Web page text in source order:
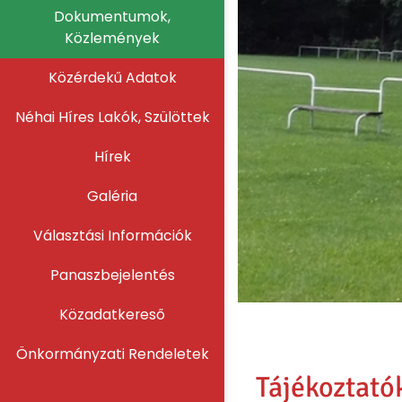
Dokumentumok,
Közlemények
Közérdekű Adatok
Néhai Híres Lakók, Szülöttek
Hírek
Galéria
Választási Információk
Panaszbejelentés
Közadatkereső
Önkormányzati Rendeletek